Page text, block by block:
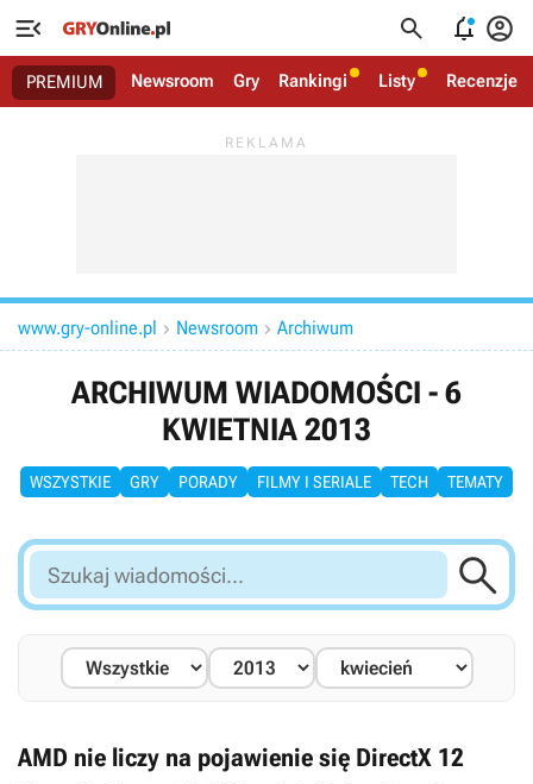
   
PREMIUM Newsroom Gry Rankingi Listy Recenzje
www.gry-online.pl  Newsroom  Archiwum
ARCHIWUM WIADOMOŚCI - 6
KWIETNIA 2013
WSZYSTKIE GRY PORADY FILMY I SERIALE TECH TEMATY
Szukaj
wiadomości...

AMD nie liczy na pojawienie się DirectX 12